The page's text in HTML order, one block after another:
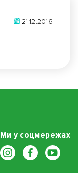
21.12.2016
Ми у соцмережах